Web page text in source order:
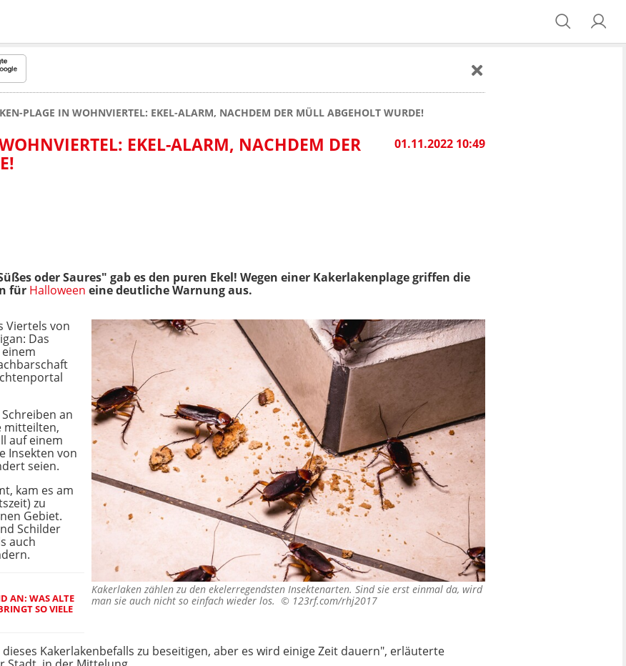
PLAGE IN WOHNVIERTEL: EKEL-ALARM, NACHDEM DER MÜLL ABGEHOLT WURDE!
01.11.2022 10:49
EKEL-ALARM, NACHDEM DER
oder Saures" gab es den puren Ekel! Wegen einer Kakerlakenplage griffen die
für Halloween eine deutliche Warnung aus.
Kakerlaken zählen zu den ekelerregendsten Insektenarten. Sind sie erst einmal da, wird
man sie auch nicht so einfach wieder los. © 123rf.com/rhj2017
Viertels von
Das
an
mitteilten,
auf einem
Insekten von
seien.
kam es am
zu
Gebiet.
Schilder
auch
AN: WAS ALTE
SO VIELE
Kakerlakenbefalls zu beseitigen, aber es wird einige Zeit dauern", erläuterte